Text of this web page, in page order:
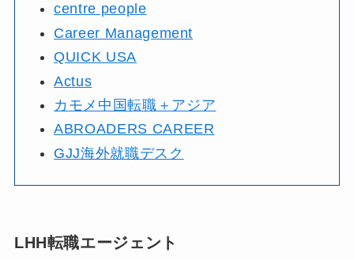
centre people
Career Management
QUICK USA
Actus
カモメ中国転職＋アジア
ABROADERS CAREER
GJJ海外就職デスク
LHH転職エージェント